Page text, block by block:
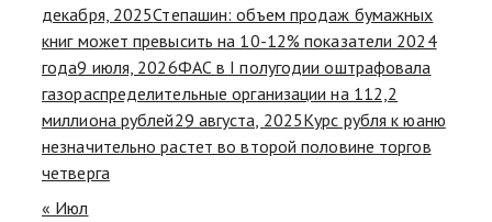
декабря, 2025Степашин: объем продаж бумажных
книг может превысить на 10-12% показатели 2024
года9 июля, 2026ФАС в I полугодии оштрафовала
газораспределительные организации на 112,2
миллиона рублей29 августа, 2025Курс рубля к юаню
незначительно растет во второй половине торгов
четверга
« Июл